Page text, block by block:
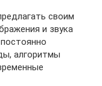
своим
и звука
алгоритмы